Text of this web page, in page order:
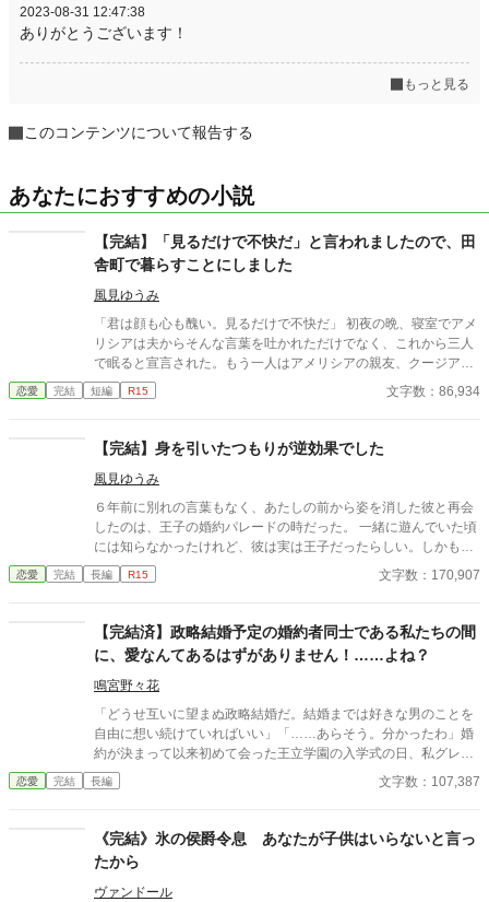
2023-08-31 12:47:38
ありがとうございます！
もっと見る
このコンテンツについて報告する
あなたにおすすめの小説
【完結】「見るだけで不快だ」と言われましたので、田
舎町で暮らすことにしました
風見ゆうみ
「君は顔も心も醜い。見るだけで不快だ」 初夜の晩、寝室でアメ
リシアは夫からそんな言葉を吐かれただけでなく、これから三人
で眠ると宣言された。もう一人はアメリシアの親友、クージアだ
った。 アメリシアが夫のモレイブと婚約したのは七年前。親友と
出会ったのは十年前。 十年の友情は、結婚式を挙げた当日に失わ
は、どんなに辛くても両親の分も生きて幸せになると決め、そん
なに自分のことを見たくないのなら、モレイブと離婚し、彼と絶
対に会うことのない田舎町で暮らしていくことにした。 離婚届を
置いて去ったアメリシアは、田舎町で苦労しながらも、幸せを見
つけていくのだが、モレイブはあんなことを言っておきながら
も、アメリシアと離婚する気はなく――。
恋愛 完結 短編 R15 文字数：86,934
【完結】身を引いたつもりが逆効果でした
風見ゆうみ
６年前に別れの言葉もなく、あたしの前から姿を消した彼と再会
したのは、王子の婚約パレードの時だった。 一緒に遊んでいた頃
には知らなかったけれど、彼は実は王子だったらしい。しかもあ
たしの親友と彼の弟も幼い頃に将来の約束をしていたよう
で・・・・・。 平民と王族ではつりあわない、そう思い、身を引
者にされそうです！
恋愛 完結 長編 R15 文字数：170,907
【完結済】政略結婚予定の婚約者同士である私たちの間
に、愛なんてあるはずがありません！……よね？
鳴宮野々花
「どうせ互いに望まぬ政略結婚だ。結婚までは好きな男のことを
自由に想い続けていればいい」「……あらそう。分かったわ」婚
約が決まって以来初めて会った王立学園の入学式の日、私グレー
ス・エイヴリー侯爵令嬢の婚約者となったレイモンド・ベイツ公
爵令息は軽く笑ってあっさりとそう言った。仲良くやっていきた
れていた。 そっちがそのつもりならまぁ仕方ない、と割り切る
私。だけど学園生活を過ごすうちに少しずつ二人の関係が変わり
はじめ…… ※※ファンタジーなご都合主義の世界観でお送りする
学園もののお話です。史実に照らし合わせたりすると「？？」と
恋愛 完結 長編 文字数：107,387
《完結》氷の侯爵令息 あなたが子供はいらないと言っ
たから
ヴァンドール